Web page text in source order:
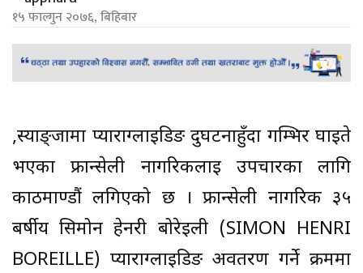
१५ फाल्गुन २०७६, बिहिबार
,स्याङ्जामा प्याराग्लाईडिङ दुर्घटनाहुँदा गम्भिर घाईते
भएका फ्रान्सेली नागरिकलाई उपचारका लागि
काठमाण्डौं लगिएको छ । फ्रान्सेली नागरिक ३५
बर्षीय सिमोन हेनरी बोरेईली (SIMON HENRI
BOREILLE) प्याराग्लाईडिङ अवतरण गर्ने क्रममा